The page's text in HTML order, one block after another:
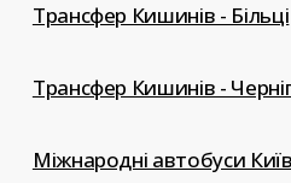
Трансфер Кишинів - Більці
Трансфер Кишинів -
Міжнародні автобуси